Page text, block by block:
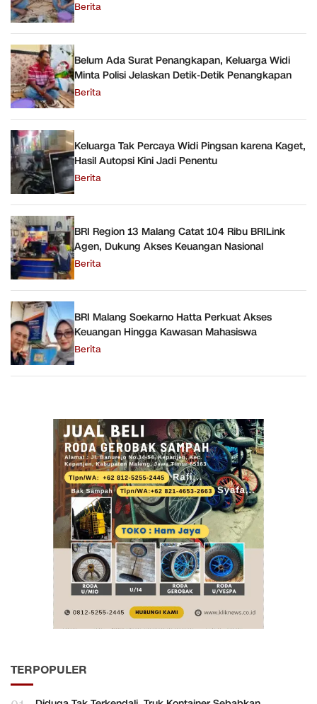
Berita
Belum Ada Surat Penangkapan, Keluarga Widi
Minta Polisi Jelaskan Detik-Detik Penangkapan
Berita
Keluarga Tak Percaya Widi Pingsan karena Kaget,
Hasil Autopsi Kini Jadi Penentu
Berita
BRI Region 13 Malang Catat 104 Ribu BRILink
Agen, Dukung Akses Keuangan Nasional
Berita
BRI Malang Soekarno Hatta Perkuat Akses
Keuangan Hingga Kawasan Mahasiswa
Berita
TERPOPULER